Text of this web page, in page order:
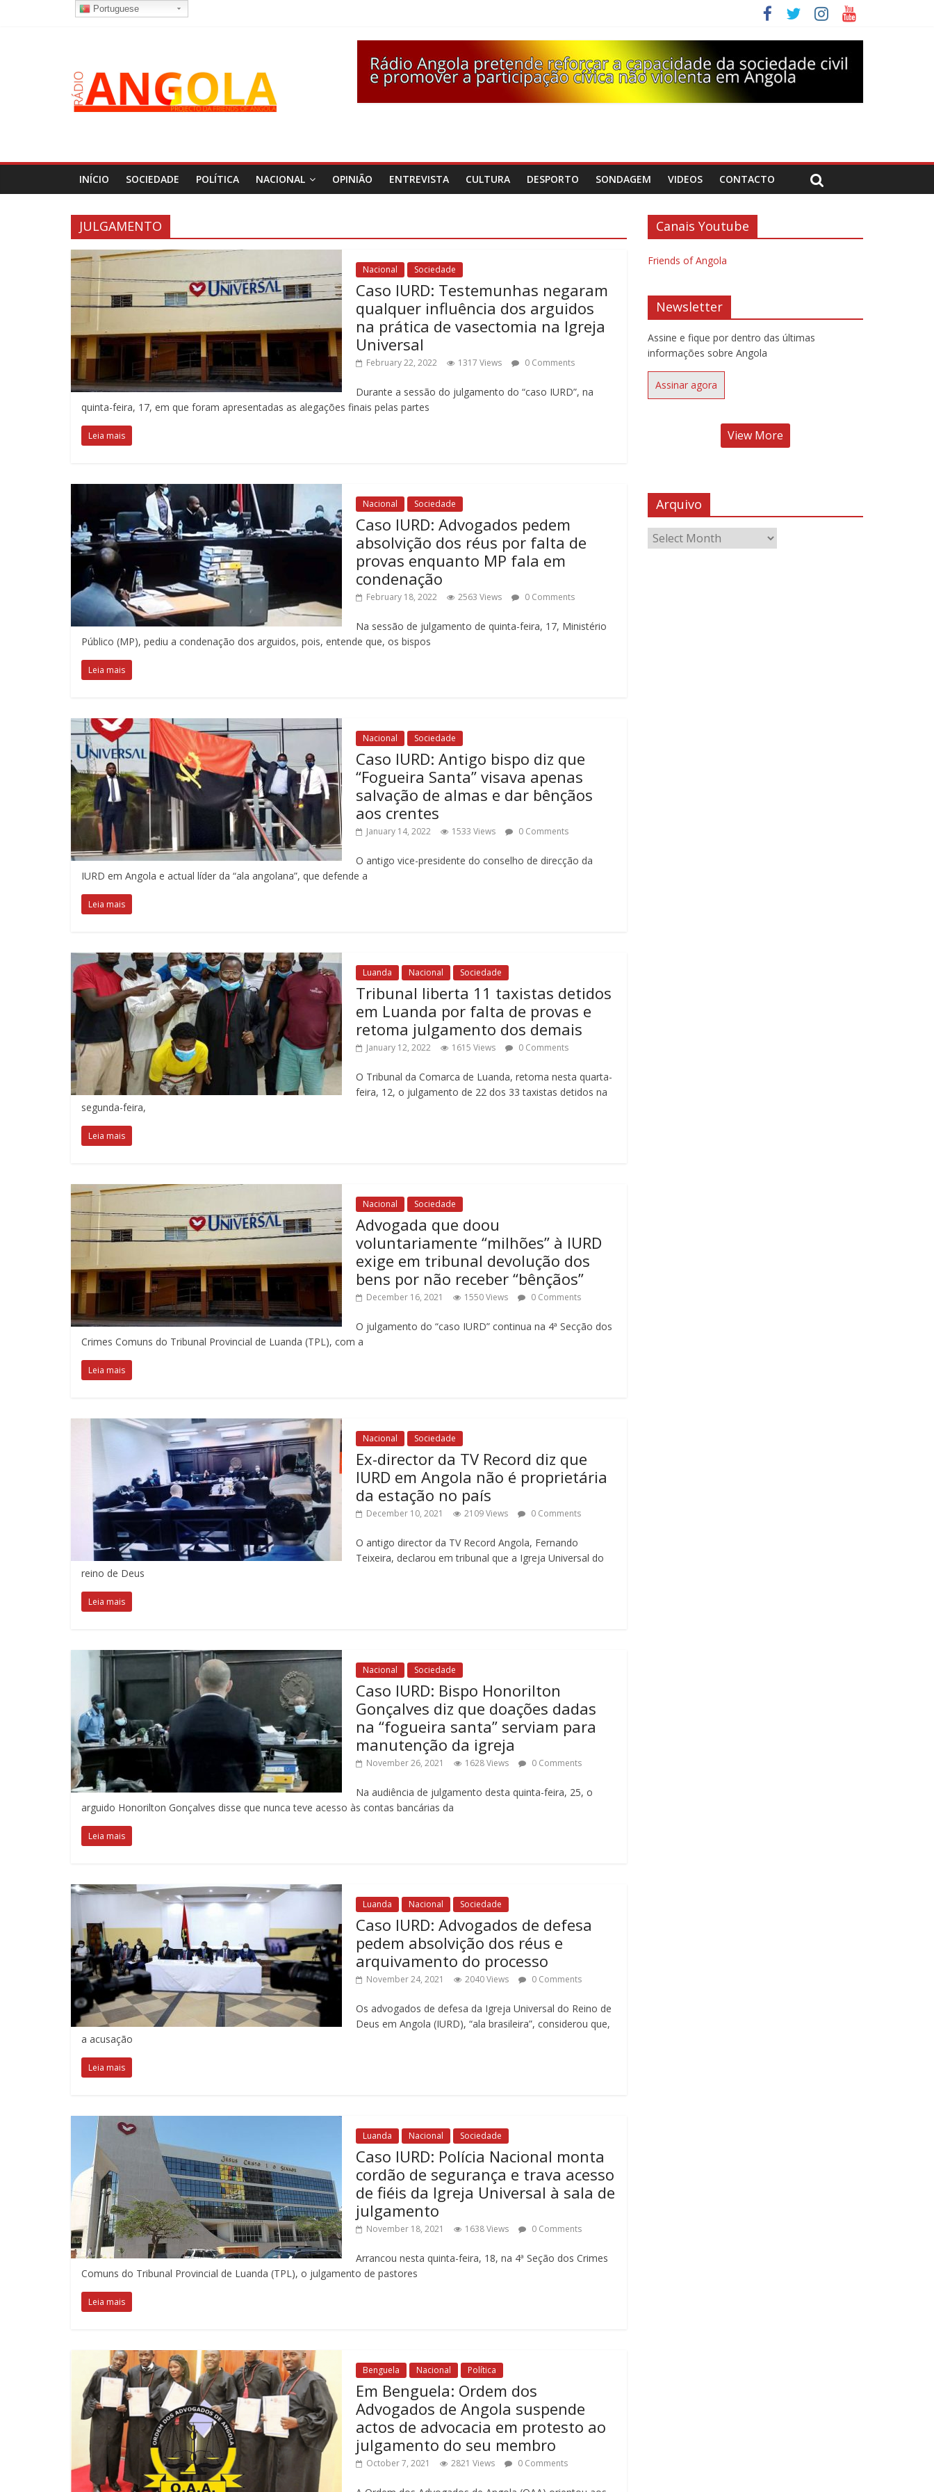
INÍCIO SOCIEDADE POLÍTICA NACIONAL OPINIÃO ENTREVISTA CULTURA DESPORTO SONDAGEM VIDEOS CONTACTO
JULGAMENTO
Nacional Sociedade
Caso IURD: Testemunhas negaram
qualquer influência dos arguidos
na prática de vasectomia na Igreja
Universal
February 22, 2022 1317 Views 0 Comments
Durante a sessão do julgamento do “caso IURD”, na
quinta-feira, 17, em que foram apresentadas as alegações finais pelas partes
Leia mais
Nacional Sociedade
Caso IURD: Advogados pedem
absolvição dos réus por falta de
provas enquanto MP fala em
condenação
February 18, 2022 2563 Views 0 Comments
Na sessão de julgamento de quinta-feira, 17, Ministério
Público (MP), pediu a condenação dos arguidos, pois, entende que, os bispos
Leia mais
Nacional Sociedade
Caso IURD: Antigo bispo diz que
“Fogueira Santa” visava apenas
salvação de almas e dar bênçãos
aos crentes
January 14, 2022 1533 Views 0 Comments
O antigo vice-presidente do conselho de direcção da
IURD em Angola e actual líder da “ala angolana”, que defende a
Leia mais
Luanda Nacional Sociedade
Tribunal liberta 11 taxistas detidos
em Luanda por falta de provas e
retoma julgamento dos demais
January 12, 2022 1615 Views 0 Comments
O Tribunal da Comarca de Luanda, retoma nesta quarta-
feira, 12, o julgamento de 22 dos 33 taxistas detidos na
segunda-feira,
Leia mais
Nacional Sociedade
Advogada que doou
voluntariamente “milhões” à IURD
exige em tribunal devolução dos
bens por não receber “bênçãos”
December 16, 2021 1550 Views 0 Comments
O julgamento do “caso IURD” continua na 4ª Secção dos
Crimes Comuns do Tribunal Provincial de Luanda (TPL), com a
Leia mais
Nacional Sociedade
Ex-director da TV Record diz que
IURD em Angola não é proprietária
da estação no país
December 10, 2021 2109 Views 0 Comments
O antigo director da TV Record Angola, Fernando
Teixeira, declarou em tribunal que a Igreja Universal do
reino de Deus
Leia mais
Nacional Sociedade
Caso IURD: Bispo Honorilton
Gonçalves diz que doações dadas
na “fogueira santa” serviam para
manutenção da igreja
November 26, 2021 1628 Views 0 Comments
Na audiência de julgamento desta quinta-feira, 25, o
arguido Honorilton Gonçalves disse que nunca teve acesso às contas bancárias da
Leia mais
Luanda Nacional Sociedade
Caso IURD: Advogados de defesa
pedem absolvição dos réus e
arquivamento do processo
November 24, 2021 2040 Views 0 Comments
Os advogados de defesa da Igreja Universal do Reino de
Deus em Angola (IURD), “ala brasileira”, considerou que,
a acusação
Leia mais
Luanda Nacional Sociedade
Caso IURD: Polícia Nacional monta
cordão de segurança e trava acesso
de fiéis da Igreja Universal à sala de
julgamento
November 18, 2021 1638 Views 0 Comments
Arrancou nesta quinta-feira, 18, na 4ª Seção dos Crimes
Comuns do Tribunal Provincial de Luanda (TPL), o julgamento de pastores
Leia mais
Benguela Nacional Política
Em Benguela: Ordem dos
Advogados de Angola suspende
actos de advocacia em protesto ao
julgamento do seu membro
October 7, 2021 2821 Views 0 Comments
Canais Youtube
Friends of Angola
Newsletter
Assine e fique por dentro das últimas
informações sobre Angola
Assinar agora
View More
Arquivo
Portuguese